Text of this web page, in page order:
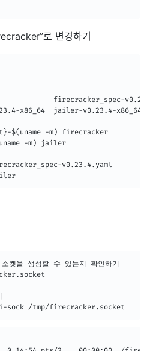
로 변경하기
firecracker_spec-
x86_64  jailer-v0.23.4-x86_64
$(uname -m) firecracker
-m) jailer
v0.23.4.yaml
을 생성할 수 있는지 확인하기
sock /tmp/firecracker.socket